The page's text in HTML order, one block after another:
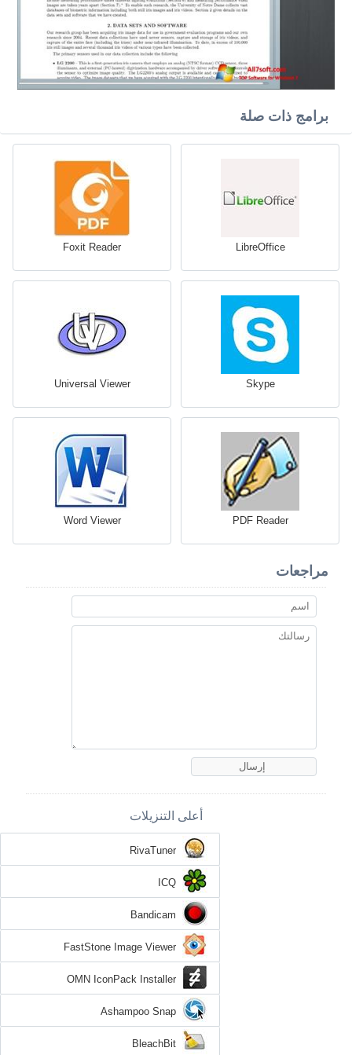
برامج ذات صلة
LibreOffice
Foxit Reader
Skype
Universal Viewer
PDF Reader
Word Viewer
مراجعات
أعلى التنزيلات
RivaTuner
ICQ
Bandicam
FastStone Image Viewer
OMN IconPack Installer
Ashampoo Snap
BleachBit